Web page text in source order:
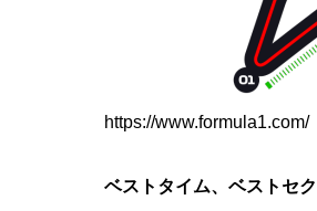
https://www.formula1.com/
ベストタイム、ベストセ